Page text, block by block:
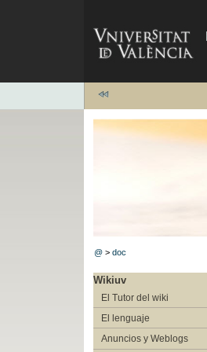
@ >doc
Wikiuv
El Tutor del wiki
El lenguaje
Anuncios y Weblogs